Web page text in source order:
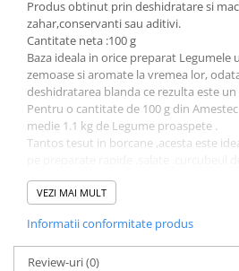
Produs obtinut prin deshidratare si
zahar,conservanti sau aditivi.
Cantitate neta :100 g
Baza ideala in orice preparat Legumele
zemoase si aromate la vremea lor,
deshidratarea blanda ce rezulta este un
Pentru o cantitate de 100 g din
medie 1.1 kg de Legume proaspete .
Tantos tesut in borcane ,acesta este
mozaicul de pe cartofi . :)
Tare drag ne este sa le Faurim toate
VEZI MAI MULT
Informatii conformitate produs
Review-uri(0)